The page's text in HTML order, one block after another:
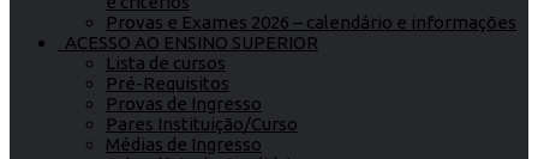
Provas e Exames 2026 – calendário e informações
ACESSO AO ENSINO SUPERIOR
Lista de cursos
Pré-Requisitos
Provas de Ingresso
Pares Instituição/Curso
Médias de Ingresso